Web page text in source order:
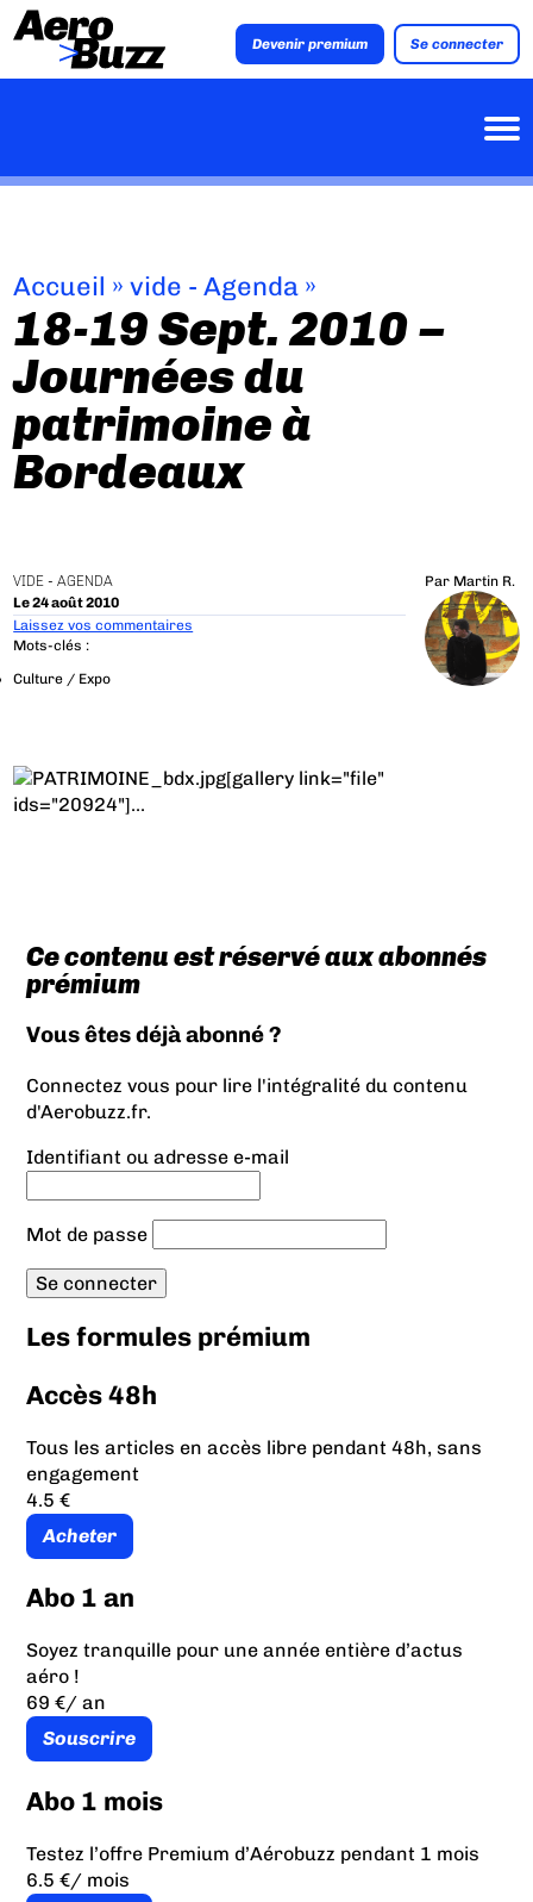
Devenir premium Se connecter
Accueil »vide - Agenda »
18-19 Sept. 2010 –
Journées du
patrimoine à
Bordeaux
VIDE - AGENDA
Le 24 août 2010
Par Martin R.
Laissez vos commentaires
Mots-clés :
Culture / Expo
[gallery link="file"
ids="20924"]...
Ce contenu est réservé aux abonnés
prémium
Vous êtes déjà abonné ?
Connectez vous pour lire l'intégralité du contenu
d'Aerobuzz.fr.
Identifiant ou adresse e-mail
Mot de passe
Les formules prémium
Accès 48h
Tous les articles en accès libre pendant 48h, sans
engagement
4.5 €
Acheter
Abo 1 an
Soyez tranquille pour une année entière d’actus
aéro !
69 €/ an
Souscrire
Abo 1 mois
Testez l’offre Premium d’Aérobuzz pendant 1 mois
6.5 €/ mois